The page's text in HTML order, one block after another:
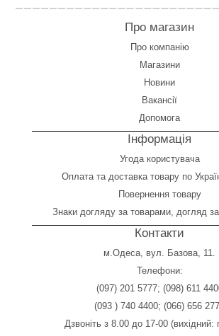
Про магазин
Про компанію
Магазини
Новини
Вакансії
Допомога
Інформація
Угода користувача
Оплата та доставка товару по
Повернення товару
Знаки догляду за товарами, догляд
Контакти
м.Одеса, вул. Базова, 11.
Телефони:
(097) 201 5777; (098) 611
(093 ) 740 4400; (066) 656
Дзвоніть з 8.00 до 17-00 (вихідний: